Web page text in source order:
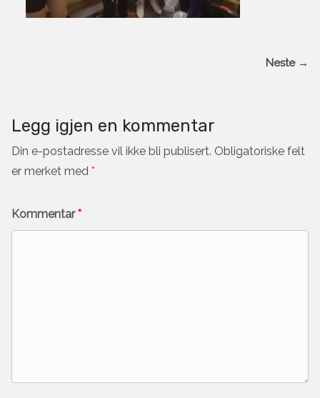
Neste →
Legg igjen en kommentar
Din e-postadresse vil ikke bli publisert. Obligatoriske felt
er merket med *
Kommentar*